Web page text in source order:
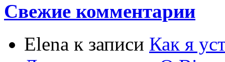
Свежие комментарии
Elena к записи Как я